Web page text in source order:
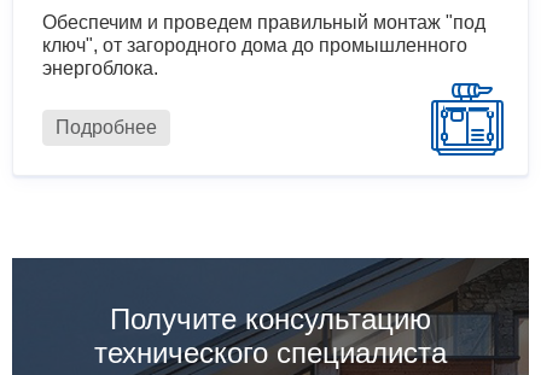
Обеспечим и проведем правильный монтаж "под
ключ", от загородного дома до промышленного
энергоблока.
Подробнее
Получите консультацию
технического специалиста